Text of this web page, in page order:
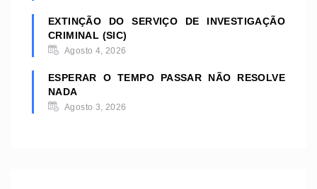
EXTINÇÃO DO SERVIÇO DE INVESTIGAÇÃO
CRIMINAL (SIC)
Agosto 4, 2026
ESPERAR O TEMPO PASSAR NÃO RESOLVE
NADA
Agosto 3, 2026